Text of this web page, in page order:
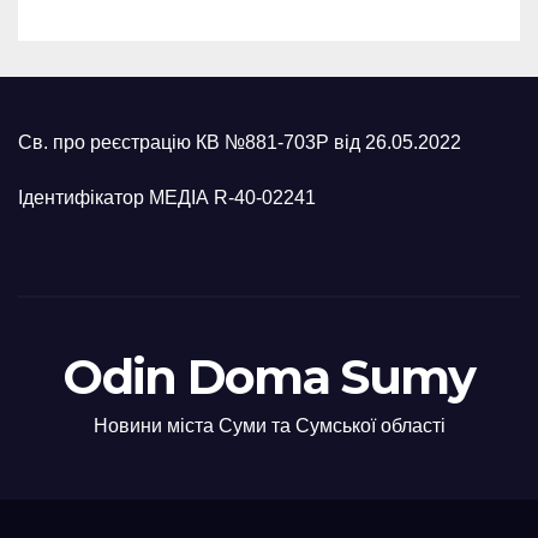
Св. про реєстрацію КВ №881-703Р від 26.05.2022
Ідентифікатор МЕДІА R-40-02241
Odin Doma Sumy
Новини міста Суми та Сумської області